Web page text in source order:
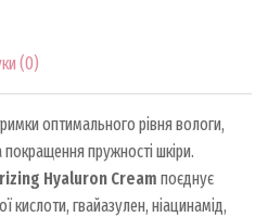
(0)
оптимального рівня вологи,
покращення пружності шкіри.
Hyaluron Cream поєднує
кислоти, гвайазулен, ніацинамід,